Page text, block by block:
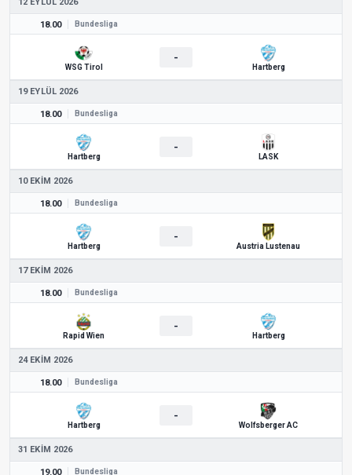
18.00 Bundesliga
WSG Tirol
-
Hartberg
19 EYLÜL 2026
18.00 Bundesliga
Hartberg
-
LASK
10 EKIM 2026
18.00 Bundesliga
Hartberg
-
Austria Lustenau
17 EKIM 2026
18.00 Bundesliga
Rapid Wien
-
Hartberg
24 EKIM 2026
18.00 Bundesliga
Hartberg
-
Wolfsberger AC
31 EKIM 2026
19.00 Bundesliga